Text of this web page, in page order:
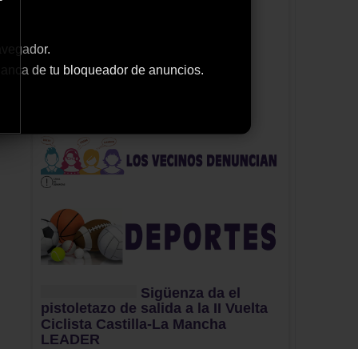
de tu bloqueador de anuncios.
Sigüenza da el
pistoletazo de salida a la II Vuelta
Ciclista Castilla-La Mancha
LEADER